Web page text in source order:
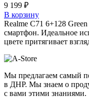
9 199 ₽
В корзину
Realme C71 6+128
смартфон. Идеальное
цвете притягивает
Мы предлагаем самый
в ДНР. Мы знаем о
с вами этими знаниями.